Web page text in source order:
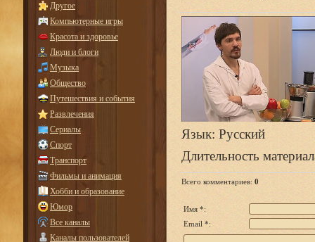
Другое
Компьютерные игры
Красота и здоровье
Люди и блоги
Музыка
Общество
Путешествия и события
Развлечения
Сериалы
Спорт
Транспорт
Фильмы и анимация
Хобби и образование
Юмор
Все каналы
Каналы пользователей
Язык: Русский
Длительность
Всего комментариев: 0
Имя *:
Email *: